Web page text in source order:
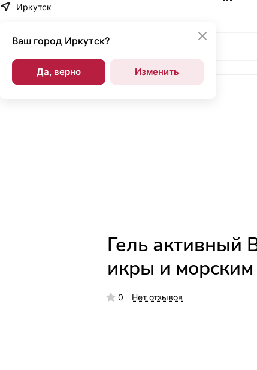
Иркутск
Ваш город Иркутск?
Да, верно Изменить
Гель активный
икры и
0 Нет отзывов